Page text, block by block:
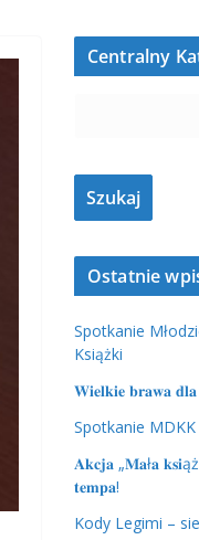
Centralny
Ostatnie
Spotkanie
Książki
𝐖𝐢𝐞𝐥𝐤𝐢𝐞 𝐛𝐫𝐚𝐰𝐚
Spotkanie MDKK
𝐀𝐤𝐜𝐣𝐚 „𝐌𝐚ł𝐚
𝐭𝐞𝐦𝐩𝐚!
Kody Legimi –